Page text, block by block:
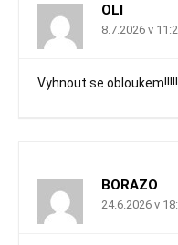
OLI
8.7.2026 v
Vyhnout se
BORAZO
24.6.2026 v